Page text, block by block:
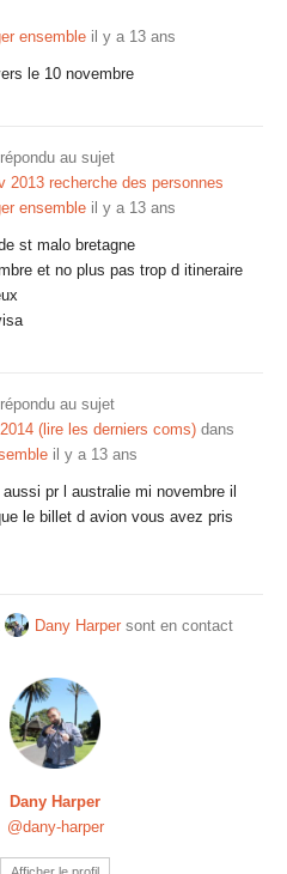
ensemble il y a 13 ans
le 10 novembre
au sujet
2013 recherche des personnes
ensemble il y a 13 ans
st malo bretagne
et no plus pas trop d itineraire
au sujet
(lire les derniers coms) dans
il y a 13 ans
pr l australie mi novembre il
le billet d avion vous avez pris
Dany Harper sont en contact
Dany Harper
@dany-harper